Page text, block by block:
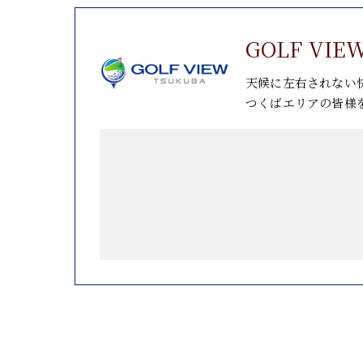
GOLF
天候に左右されない
つくばエリアの皆様